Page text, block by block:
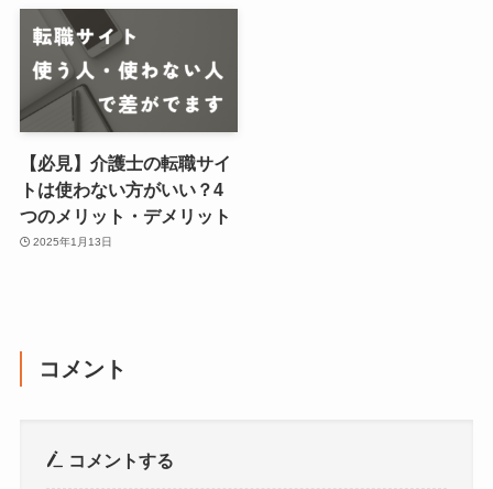
【必見】介護士の転職サイ
トは使わない方がいい？4
つのメリット・デメリット
2025年1月13日
コメント
コメントする